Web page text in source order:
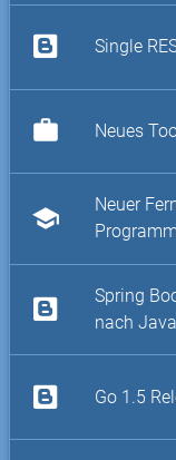
Single
work Neues
school
Neuer
Spring
nach
Go 1.5